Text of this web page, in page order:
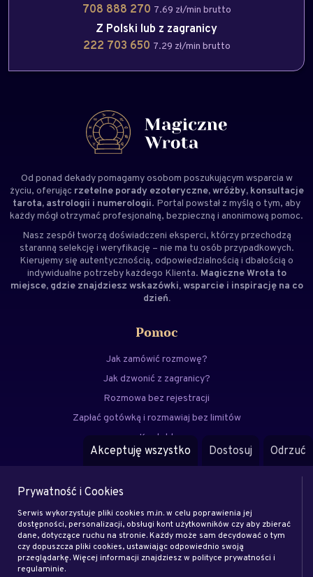
708 888 270 7.69 zł/min brutto
Z Polski lub z zagranicy
222 703 650 7.29 zł/min brutto
Od ponad dekady pomagamy osobom poszukującym wsparcia w
życiu, oferując rzetelne porady ezoteryczne, wróżby, konsultacje
tarota, astrologii i numerologii. Portal powstał z myślą o tym, aby
każdy mógł otrzymać profesjonalną, bezpieczną i anonimową pomoc.
Nasz zespół tworzą doświadczeni eksperci, którzy przechodzą
staranną selekcję i weryfikację – nie ma tu osób przypadkowych.
Kierujemy się autentycznością, odpowiedzialnością i dbałością o
indywidualne potrzeby każdego Klienta. Magiczne Wrota to
miejsce, gdzie znajdziesz wskazówki, wsparcie i inspirację na co
dzień.
Pomoc
Jak zamówić rozmowę?
Jak dzwonić z zagranicy?
Rozmowa bez rejestracji
Zapłać gotówką i rozmawiaj bez limitów
Kontakt
FAQ
Eksperci
Zostań klientem
Zostań ekspertem
Akceptuję wszystko Dostosuj Odrzuć
Prywatność i Cookies
Serwis wykorzystuje pliki cookies m.in. w celu poprawienia jej
dostępności, personalizacji, obsługi kont użytkowników czy aby zbierać
dane, dotyczące ruchu na stronie. Każdy może sam decydować o tym
czy dopuszcza pliki cookies, ustawiając odpowiednio swoją
przeglądarkę. Więcej informacji znajdziesz w polityce prywatności i
regulaminie.